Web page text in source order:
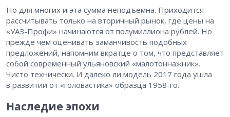
Но для многих и эта сумма неподъемна. Приходится
рассчитывать только на вторичный рынок, где цены на
«УАЗ-Профи» начинаются от полумиллиона рублей. Но
прежде чем оценивать заманчивость подобных
предложений, напомним вкратце о том, что представляет
собой современный ульяновский «малотоннажник».
Чисто технически. И далеко ли модель 2017 года ушла
в развитии от «головастика» образца 1958-го.
Наследие эпохи